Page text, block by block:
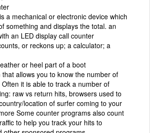
a mechanical or electronic device which
something and displays the total. an
an LED display call counter
or reckons up; a calculator; a
or heel part of a boot
that allows you to know the number of
it is able to track a number of
raw vs return hits, browsers used to
location of surfer coming to your
Some counter programs also count
to help you track your hits to